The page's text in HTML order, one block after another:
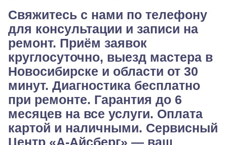
Свяжитесь с нами по телефону
для консультации и записи на
ремонт. Приём заявок
круглосуточно, выезд мастера в
Новосибирске и области от 30
минут. Диагностика бесплатно
при ремонте. Гарантия до 6
месяцев на все услуги. Оплата
картой и наличными. Сервисный
Центр «А‑Айсберг» — ваш